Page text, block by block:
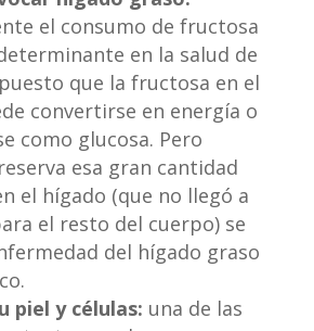
el consumo de fructosa
en la salud de
que la fructosa en el
convertirse en energía o
como glucosa. Pero
esa gran cantidad
el hígado (que no llegó a
el resto del cuerpo) se
del hígado graso
piel y células: una de las